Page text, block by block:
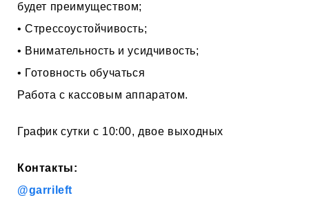
будет преимуществом;
• Стрессоустойчивость;
• Внимательность и усидчивость;
• Готовность обучаться
Работа с кассовым аппаратом.
График сутки с 10:00, двое выходных
Контакты:
@garrileft